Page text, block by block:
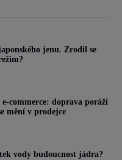
jenu. Zrodil se
commerce: doprava poráží
mění v prodejce
vody budoucnost jádra?